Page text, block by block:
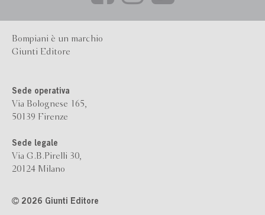
Bompiani è un marchio
Giunti Editore
Sede operativa
Via Bolognese 165,
50139 Firenze
Sede legale
Via G.B.Pirelli 30,
20124 Milano
2026 Giunti Editore